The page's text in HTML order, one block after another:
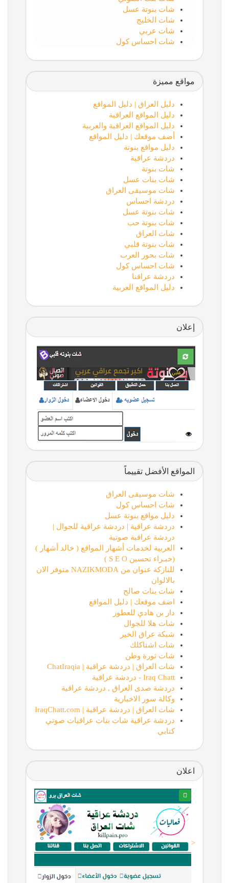
شات بنوتة عسل
شات الخليج
شات عربي
شات احساس كول
مواقع مميزة
دليل العراق | دليل المواقع
دليل المواقع العراقية
دليل المواقع العراقية والعربية
أضف موقعك | دليل المواقع
دليل مواقع بنوتة
دردشة عراقية
شات بنوتة
شات بنات عسل
شات موسيقى العراق
دردشة احساس
شات بنوتة عسل
شات بنوتة حب
شات العراق
شات بنوتة قلبي
شات بحور العرب
شات احساس كول
دردشة عراقنا
دليل المواقع العربية
إعلان
المواقع الأفضل تقييماً
شات موسيقى العراق
شات احساس كول
دليل مواقع بنوتة عسل
دردشة عراقية | دردشة عراقية للجوال |
دردشة عراقية صوتية
العربية لخدمات أشهار المواقع ( خالد أشهار )
(خبـراء تحسين S E O )
للنازكة عنوان من NAZIKMODA متوفر الان
بالالوان
شات بنات صالح
اضف موقعك | دليل المواقع
دار بن هادي للعطور
شات هلا للجوال
شبكة عراق الخير
شات اشتاكلك
شات ثورة وطن
شات العراق | دردشة عراقية | ChatIraqia
Iraq Chatt - دردشة عراقية
دردشة صدى العراق , دردشة عراقية
وكالة سور الاخبارية
شات العراق | دردشة عراقية | IraqChatt.com
دردشة عراقية شات بنات عراقيات صوتي
كتابي
اعلان
<